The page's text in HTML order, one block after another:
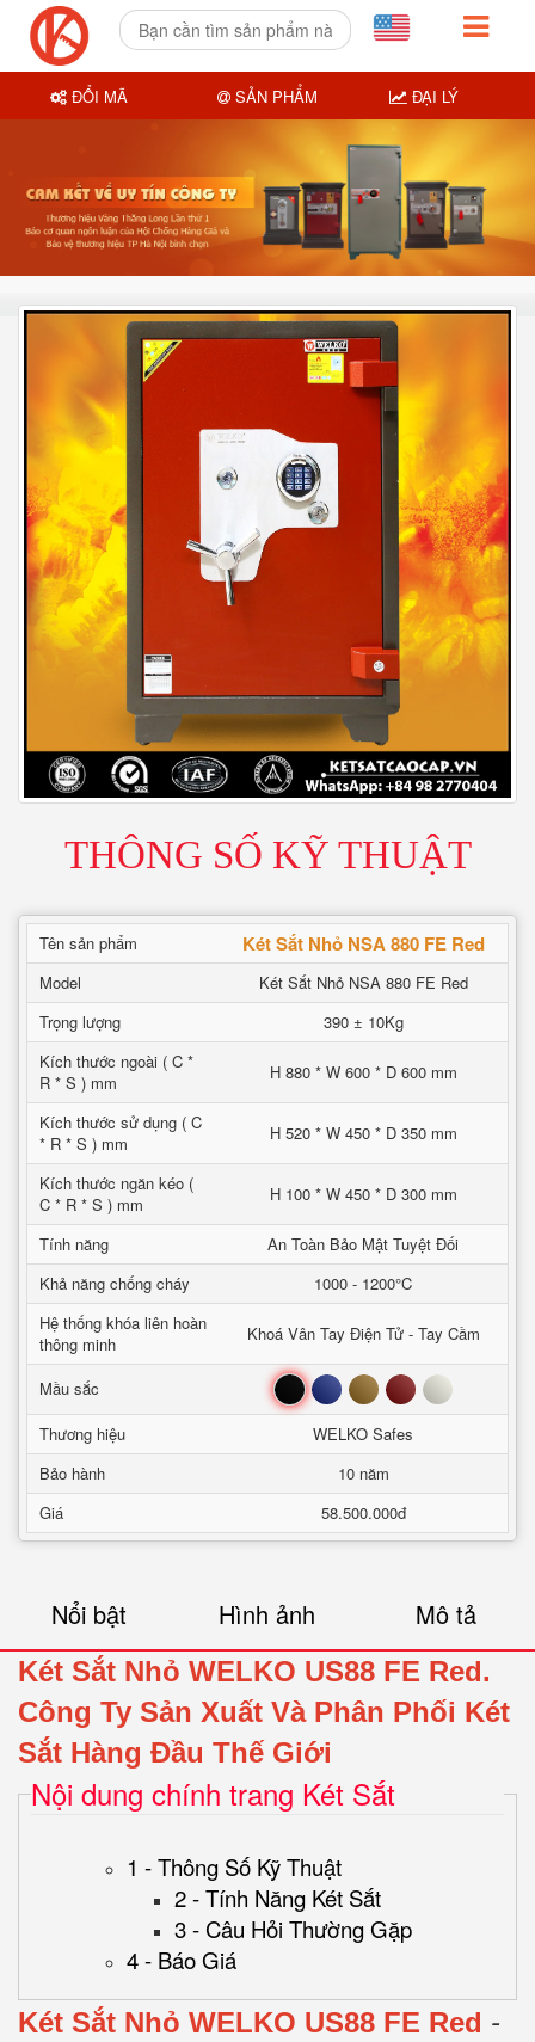
THÔNG SỐ KỸ THUẬT
Tên sản phẩm Két Sắt Nhỏ NSA 880 FE Red
Model
Két Sắt Nhỏ NSA 880 FE Red
Trọng lượng
390 ± 10Kg
Kích thước ngoài ( C *
R * S ) mm
H 880 * W 600 * D 600 mm
Kích thước sử dụng ( C
* R * S ) mm
H 520 * W 450 * D 350 mm
Kích thước ngăn kéo (
C * R * S ) mm
H 100 * W 450 * D 300 mm
Tính năng
An Toàn Bảo Mật Tuyệt Đối
Khả năng chống cháy
1000 - 1200°C
Hệ thống khóa liên hoàn
thông minh
Khoá Vân Tay Điện Tử - Tay Cầm
Mầu sắc Đen Xanh Nâu Đỏ Trắng
Thương hiệu
WELKO Safes
Bảo hành
10 năm
Giá
58.500.000đ
Nổi bật Hình ảnh Mô tả
Két Sắt Nhỏ WELKO US88 FE Red.
Công Ty Sản Xuất Và Phân Phối Két
Sắt Hàng Đầu Thế Giới
Nội dung chính trang Két Sắt
1 - Thông Số Kỹ Thuật
2 - Tính Năng Két Sắt
3 - Câu Hỏi Thường Gặp
4 - Báo Giá
Két Sắt Nhỏ WELKO US88 FE Red -
ĐỔI MÃ SẢN PHẨM ĐẠI LÝ